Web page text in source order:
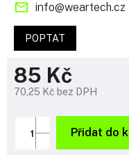
85 Kč
70,25 Kč bez DPH
cena:
Přidat do
info@weartech.cz
POPTAT